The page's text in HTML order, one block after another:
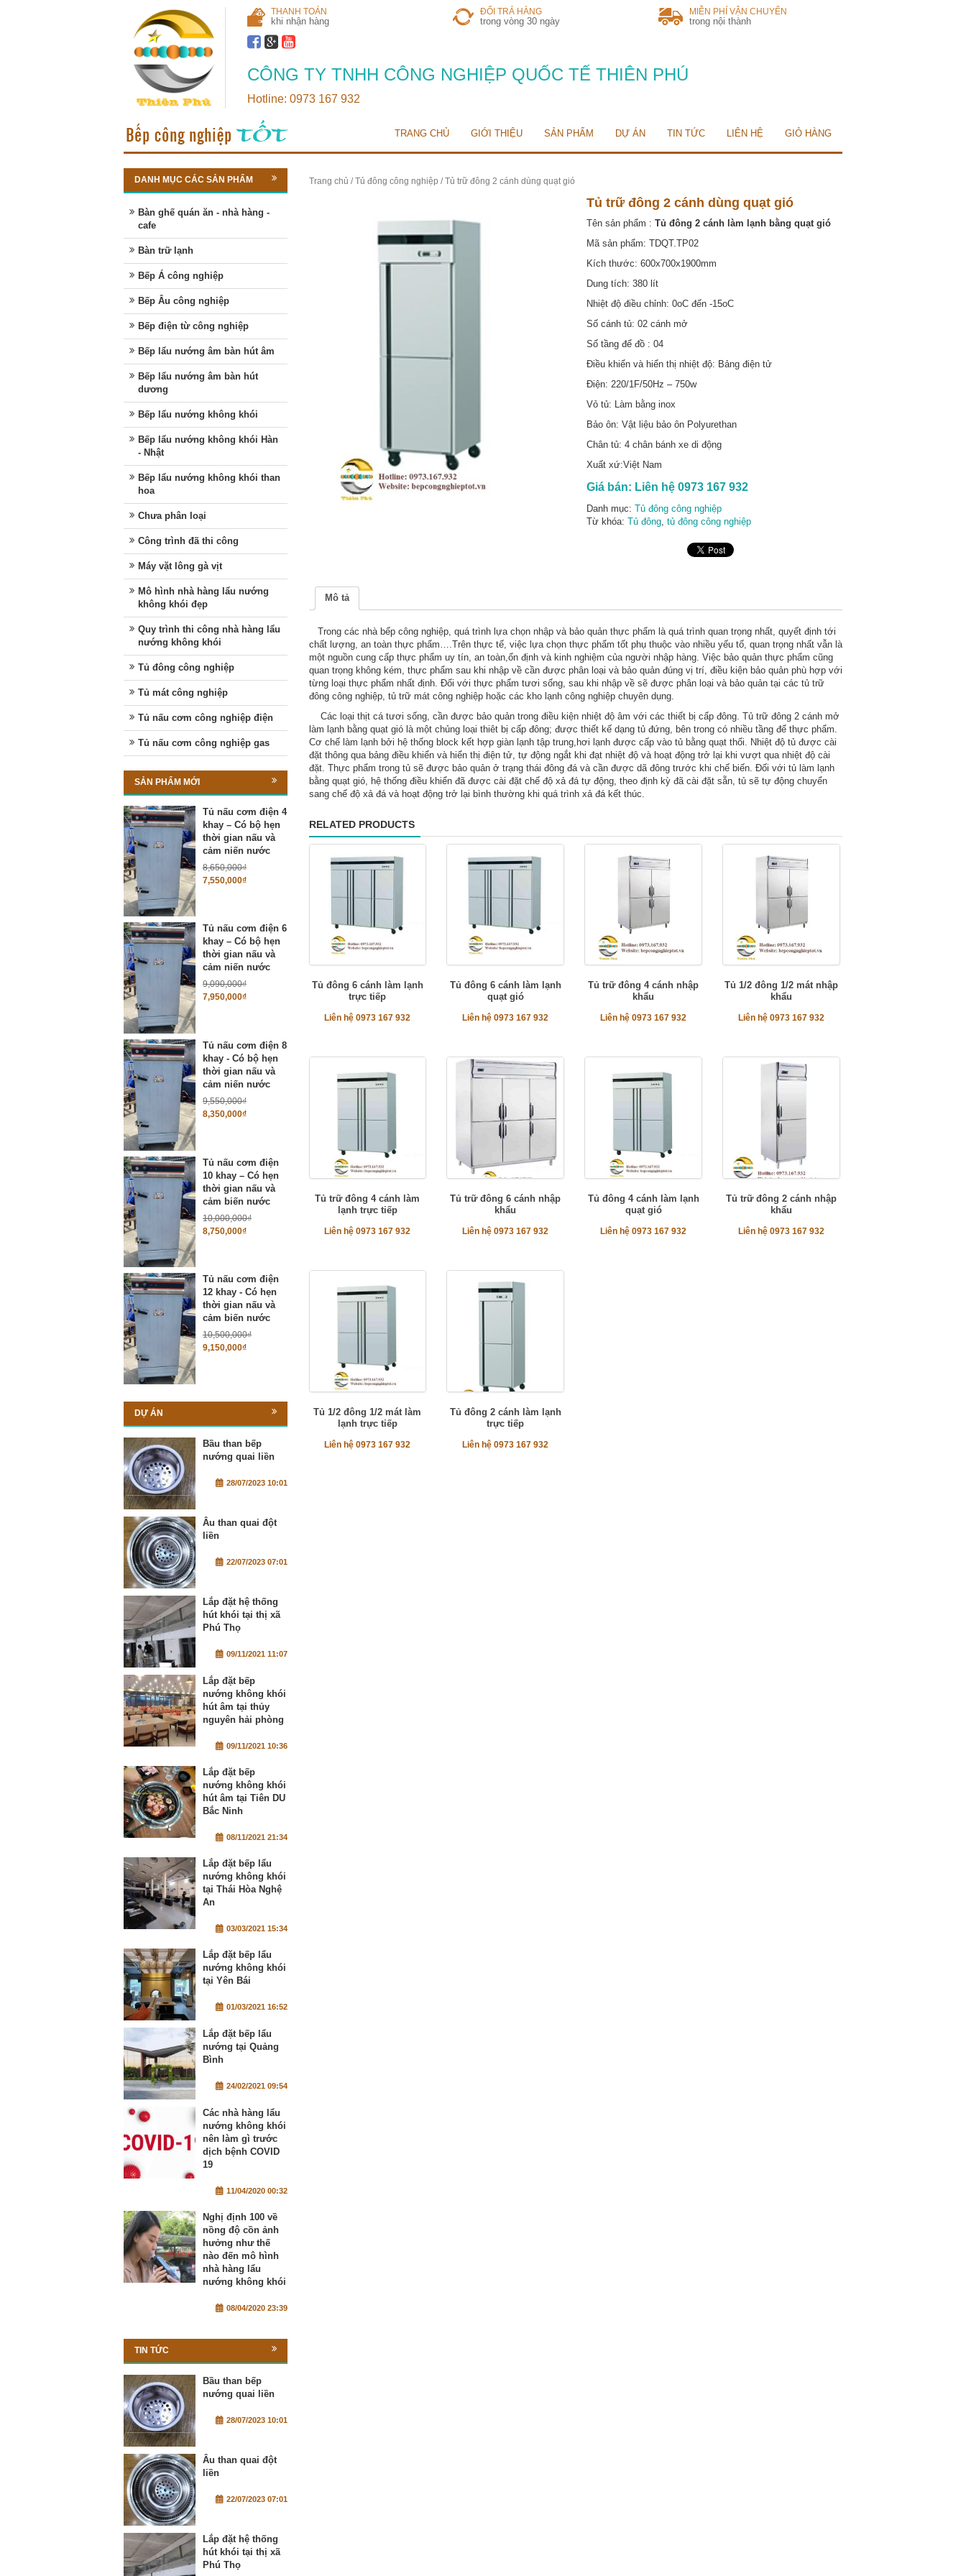
THANH TOÁN
khi nhận hàng
ĐỔI TRẢ HÀNG
trong vòng 30 ngày
MIỄN PHÍ VẬN CHUYỂN
trong nội thành
CÔNG TY TNHH CÔNG NGHIỆP QUỐC TẾ THIÊN PHÚ
Hotline: 0973 167 932
TRANG CHỦ GIỚI THIỆU SẢN PHẨM DỰ ÁN TIN TỨC LIÊN HỆ GIỎ HÀNG
Trang chủ /Tủ đông công nghiệp / Tủ trữ đông 2 cánh dùng quạt gió
Tủ trữ đông 2 cánh dùng quạt gió
Tên sản phẩm : Tủ đông 2 cánh làm lạnh bằng quạt gió
Mã sản phẩm: TDQT.TP02
Kích thước: 600x700x1900mm
Dung tích: 380 lít
Nhiệt độ điều chỉnh: 0oC đến -15oC
Số cánh tủ: 02 cánh mở
Số tầng để đồ : 04
Điều khiển và hiển thị nhiệt độ: Bảng điện tử
Điện: 220/1F/50Hz – 750w
Vỏ tủ: Làm bằng inox
Bảo ôn: Vật liệu bảo ôn Polyurethan
Chân tủ: 4 chân bánh xe di động
Xuất xứ:Việt Nam
Giá bán: Liên hệ 0973 167 932
Danh mục: Tủ đông công nghiệp
Từ khóa: Tủ đông, tủ đông công nghiệp
Mô tả
Trong các nhà bếp công nghiệp, quá trình lựa chọn nhập và bảo quản thực phẩm là quá trình quan trọng nhất, quyết định tới
chất lượng, an toàn thực phẩm….Trên thực tế, việc lựa chọn thực phẩm tốt phụ thuộc vào nhiều yếu tố, quan trọng nhất vẫn là
một nguồn cung cấp thực phẩm uy tín, an toàn,ổn định và kinh nghiệm của người nhập hàng. Việc bảo quản thực phẩm cũng
quan trọng không kém, thực phẩm sau khi nhập về cần được phân loại và bảo quản đúng vị trí, điều kiện bảo quản phù hợp với
từng loại thực phẩm nhất định. Đối với thực phẩm tươi sống, sau khi nhập về sẽ được phân loại và bảo quản tại các tủ trữ
đông công nghiệp, tủ trữ mát công nghiệp hoặc các kho lạnh công nghiệp chuyên dụng.
Các loại thịt cá tươi sống, cần được bảo quản trong điều kiện nhiệt độ âm với các thiết bị cấp đông. Tủ trữ đông 2 cánh mở
làm lạnh bằng quạt gió là một chủng loại thiêt bị cấp đông; được thiết kế dạng tủ đứng, bên trong có nhiều tầng để thực phẩm.
Cơ chế làm lạnh bởi hệ thống block kết hợp giàn lạnh tập trung,hơi lạnh được cấp vào tủ bằng quạt thổi. Nhiệt độ tủ được cài
đặt thông qua bảng điều khiển và hiển thị điện tử, tự động ngắt khi đạt nhiệt độ và hoạt động trở lại khi vượt qua nhiệt độ cài
đặt. Thực phẩm trong tủ sẽ được bảo quản ở trạng thái đông đá và cần được dã đông trước khi chế biến. Đối với tủ làm lạnh
bằng quạt gió, hệ thống điều khiển đã được cài đặt chế độ xả đá tự động, theo định kỳ đã cài đặt sẵn, tủ sẽ tự động chuyển
sang chế độ xả đá và hoạt động trở lại bình thường khi quá trình xả đá kết thúc.
RELATED PRODUCTS
Tủ đông 6 cánh làm lạnh
trực tiếp
Liên hệ 0973 167 932
Tủ đông 6 cánh làm lạnh
quạt gió
Liên hệ 0973 167 932
Tủ trữ đông 4 cánh nhập
khẩu
Liên hệ 0973 167 932
Tủ 1/2 đông 1/2 mát nhập
khẩu
Liên hệ 0973 167 932
Tủ trữ đông 4 cánh làm
lạnh trực tiếp
Liên hệ 0973 167 932
Tủ trữ đông 6 cánh nhập
khẩu
Liên hệ 0973 167 932
Tủ đông 4 cánh làm lạnh
quạt gió
Liên hệ 0973 167 932
Tủ trữ đông 2 cánh nhập
khẩu
Liên hệ 0973 167 932
Tủ 1/2 đông 1/2 mát làm
lạnh trực tiếp
Liên hệ 0973 167 932
Tủ đông 2 cánh làm lạnh
trực tiếp
Liên hệ 0973 167 932
DANH MỤC CÁC SẢN PHẨM
Bàn ghế quán ăn - nhà hàng -
cafe
Bàn trữ lạnh
Bếp Á công nghiệp
Bếp Âu công nghiệp
Bếp điện từ công nghiệp
Bếp lẩu nướng âm bàn hút âm
Bếp lẩu nướng âm bàn hút
dương
Bếp lẩu nướng không khói
Bếp lẩu nướng không khói Hàn
- Nhật
Bếp lẩu nướng không khói than
hoa
Chưa phân loại
Công trình đã thi công
Máy vặt lông gà vịt
Mô hình nhà hàng lẩu nướng
không khói đẹp
Quy trình thi công nhà hàng lẩu
nướng không khói
Tủ đông công nghiệp
Tủ mát công nghiệp
Tủ nấu cơm công nghiệp điện
Tủ nấu cơm công nghiệp gas
SẢN PHẨM MỚI
Tủ nấu cơm điện 4
khay – Có bộ hẹn
thời gian nấu và
cảm niến nước
8,650,000₫
7,550,000₫
Tủ nấu cơm điện 6
khay – Có bộ hẹn
thời gian nấu và
cảm niến nước
9,090,000₫
7,950,000₫
Tủ nấu cơm điện 8
khay - Có bộ hẹn
thời gian nấu và
cảm niến nước
9,550,000₫
8,350,000₫
Tủ nấu cơm điện
10 khay – Có hẹn
thời gian nấu và
cảm biến nước
10,000,000₫
8,750,000₫
Tủ nấu cơm điện
12 khay - Có hẹn
thời gian nấu và
cảm biến nước
10,500,000₫
9,150,000₫
DỰ ÁN
Bầu than bếp
nướng quai liền
28/07/2023 10:01
Âu than quai đột
liền
22/07/2023 07:01
Lắp đặt hệ thống
hút khói tại thị xã
Phú Thọ
09/11/2021 11:07
Lắp đặt bếp
nướng không khói
hút âm tại thủy
nguyên hải phòng
09/11/2021 10:36
Lắp đặt bếp
nướng không khói
hút âm tại Tiên DU
Bắc Ninh
08/11/2021 21:34
Lắp đặt bếp lẩu
nướng không khói
tại Thái Hòa Nghệ
An
03/03/2021 15:34
Lắp đặt bếp lẩu
nướng không khói
tại Yên Bái
01/03/2021 16:52
Lắp đặt bếp lẩu
nướng tại Quảng
Bình
24/02/2021 09:54
Các nhà hàng lẩu
nướng không khói
nên làm gì trước
dịch bệnh COVID
19
11/04/2020 00:32
Nghị định 100 về
nồng độ cồn ảnh
hưởng như thế
nào đến mô hình
nhà hàng lẩu
nướng không khói
08/04/2020 23:39
TIN TỨC
Bầu than bếp
nướng quai liền
28/07/2023 10:01
Âu than quai đột
liền
22/07/2023 07:01
Lắp đặt hệ thống
hút khói tại thị xã
Phú Thọ